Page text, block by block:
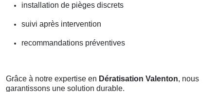
installation de pièges discrets
suivi après intervention
recommandations préventives
Grâce à notre expertise en Dératisation Valenton, nous
garantissons une solution durable.